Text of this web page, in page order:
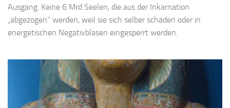
Ausgang. Keine 6 Mrd Seelen, die aus der Inkarnation
„abgezogen“ werden, weil sie sich selber schaden oder in
energetischen Negativblasen eingesperrt werden.